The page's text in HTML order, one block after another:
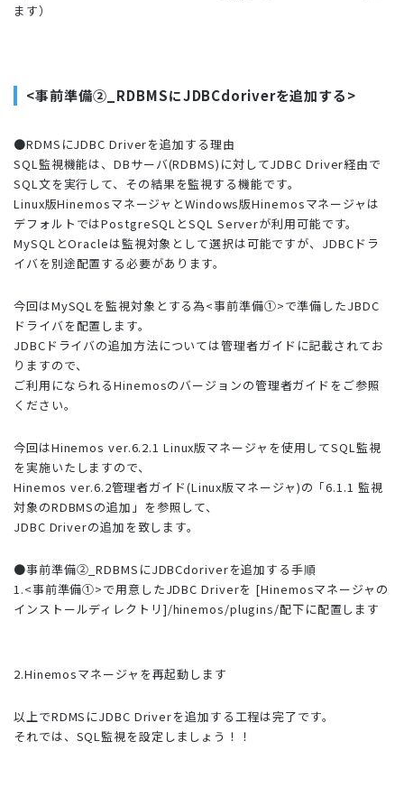
ます）
<事前準備②_RDBMSにJDBCdoriverを追加する>
●RDMSにJDBC Driverを追加する理由
SQL監視機能は、DBサーバ(RDBMS)に対してJDBC Driver経由で
SQL文を実行して、その結果を監視する機能です。
Linux版HinemosマネージャとWindows版Hinemosマネージャは
デフォルトではPostgreSQLとSQL Serverが利用可能です。
MySQLとOracleは監視対象として選択は可能ですが、JDBCドラ
イバを別途配置する必要があります。
今回はMySQLを監視対象とする為<事前準備①>で準備したJBDC
ドライバを配置します。
JDBCドライバの追加方法については管理者ガイドに記載されてお
りますので、
ご利用になられるHinemosのバージョンの管理者ガイドをご参照
ください。
今回はHinemos ver.6.2.1 Linux版マネージャを使用してSQL監視
を実施いたしますので、
Hinemos ver.6.2管理者ガイド(Linux版マネージャ)の「6.1.1 監視
対象のRDBMSの追加」を参照して、
JDBC Driverの追加を致します。
●事前準備②_RDBMSにJDBCdoriverを追加する手順
1.<事前準備①>で用意したJDBC Driverを [Hinemosマネージャの
インストールディレクトリ]/hinemos/plugins/配下に配置します
2.Hinemosマネージャを再起動します
以上でRDMSにJDBC Driverを追加する工程は完了です。
それでは、SQL監視を設定しましょう！！